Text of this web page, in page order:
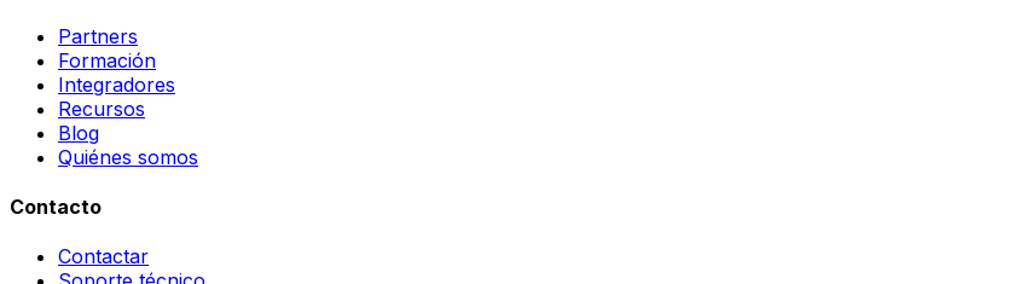
Partners
Formación
Integradores
Recursos
Blog
Quiénes somos
Contacto
Contactar